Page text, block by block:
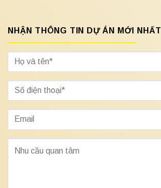
NHẬN THÔNG TIN DỰ ÁN MỚI NHẤT